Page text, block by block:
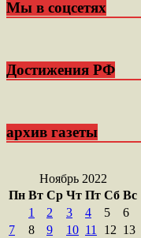
Мы в соцсетях
Достижения РФ
архив газеты
Ноябрь 2022
Пн Вт Ср Чт Пт Сб Вс
1
2 3 4 5
6
7
8 9 10 11 12 13